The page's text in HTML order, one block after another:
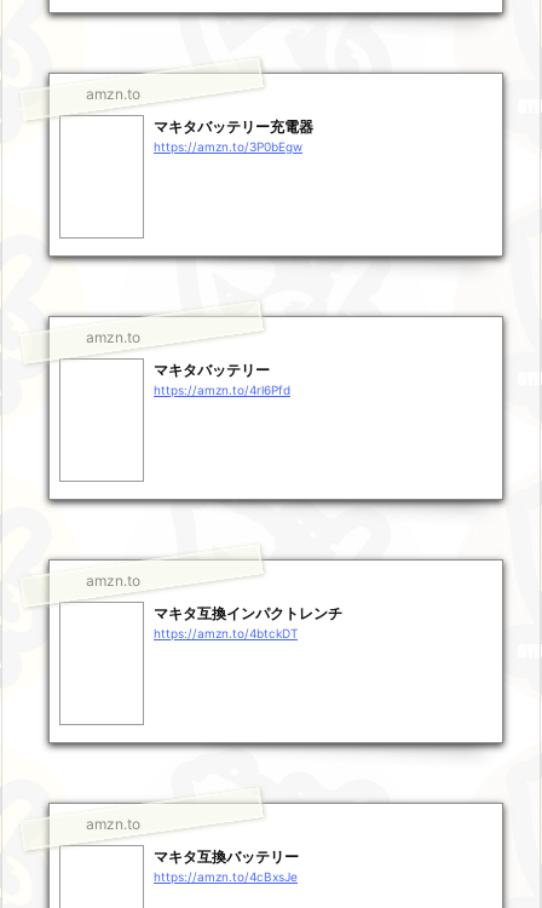
amzn.to
マキタバッテリー充電器
https://amzn.to/3P0bEgw
amzn.to
マキタバッテリー
https://amzn.to/4rl6Pfd
amzn.to
マキタ互換インパクトレンチ
https://amzn.to/4btckDT
amzn.to
マキタ互換バッテリー
https://amzn.to/4cBxsJe